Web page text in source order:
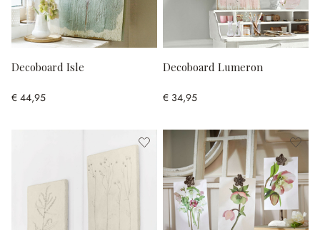
Decoboard Isle
€ 44,95
Decoboard Lumeron
€ 34,95